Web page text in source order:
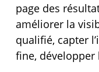
page des
améliorer la
qualifié, capter
fine, développer